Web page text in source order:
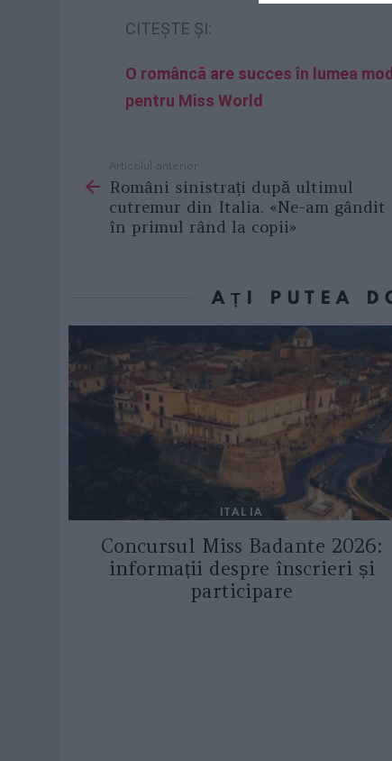
CITEȘTE ȘI:
O româncă are succes în lumea
pentru Miss World
more
Articolul anterior
Români sinistrați după ultimul
cutremur din Italia. «Ne-am gândit
în primul rând la copii»
AȚI PUTEA
ITALIA
Concursul Miss Badante 2026:
informații despre înscrieri și
participare